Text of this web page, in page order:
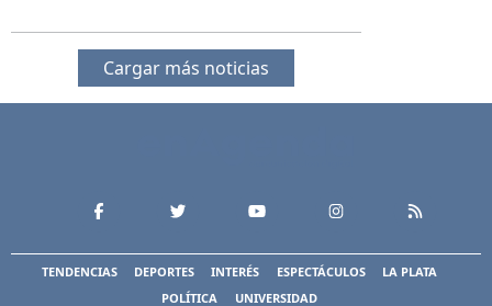
Cargar más noticias
TENDENCIAS DEPORTES INTERÉS ESPECTÁCULOS
LA PLATA
POLÍTICA
UNIVERSIDAD